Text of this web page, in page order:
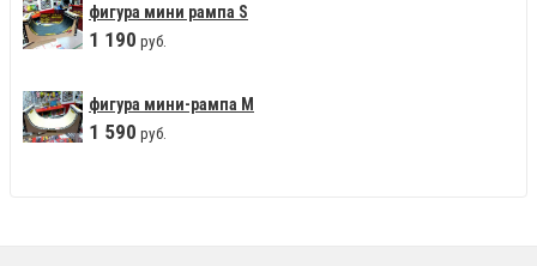
фигура мини рампа S
1 190 руб.
фигура мини-рампа М
1 590 руб.